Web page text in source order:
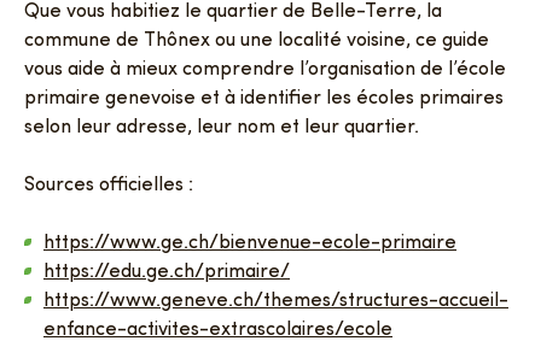
Que vous habitiez le quartier de Belle-Terre, la
commune de Thônex ou une localité voisine, ce guide
vous aide à mieux comprendre l’organisation de l’école
primaire genevoise et à identifier les écoles primaires
selon leur adresse, leur nom et leur quartier.
Sources officielles :
https://www.ge.ch/bienvenue-ecole-primaire
https://edu.ge.ch/primaire/
https://www.geneve.ch/themes/structures-accueil-
enfance-activites-extrascolaires/ecole